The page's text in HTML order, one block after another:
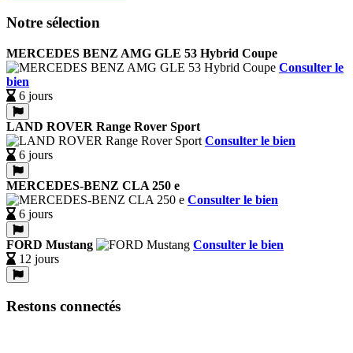
Notre sélection
MERCEDES BENZ AMG GLE 53 Hybrid Coupe
Consulter le
bien
6 jours
LAND ROVER Range Rover Sport
Consulter le bien
6 jours
MERCEDES-BENZ CLA 250 e
Consulter le bien
6 jours
FORD Mustang
Consulter le bien
12 jours
Restons connectés